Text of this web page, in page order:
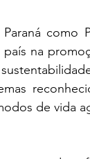
como
na
de vida